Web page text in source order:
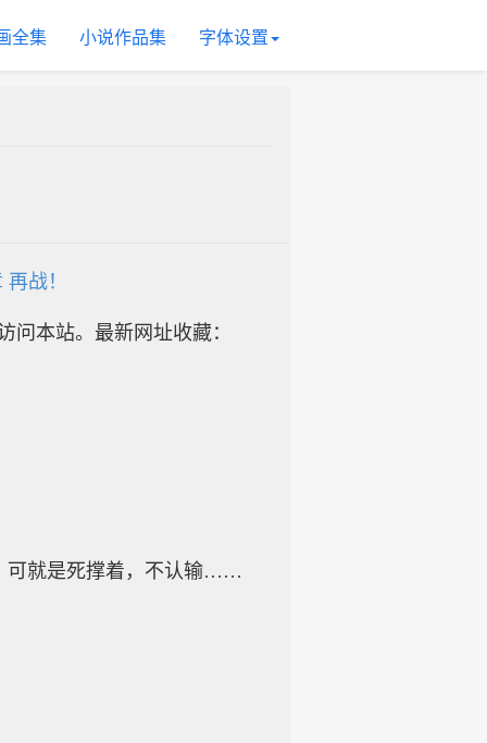
全集 小说作品集 字体设置
战！
本站。最新网址收藏：
可就是死撑着，不认输……